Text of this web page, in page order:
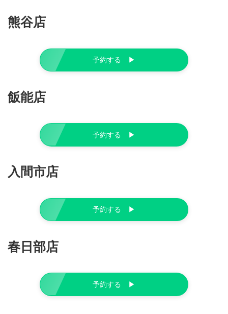
熊谷店
予約する ▶︎
飯能店
予約する ▶︎
入間市店
予約する ▶︎
春日部店
予約する ▶︎